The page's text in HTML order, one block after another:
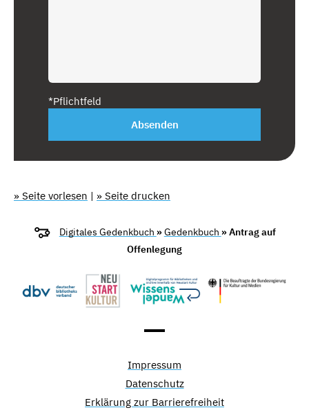
*Pflichtfeld
Absenden
» Seite vorlesen | » Seite drucken
Digitales Gedenkbuch »Gedenkbuch » Antrag auf
Offenlegung
Impressum
Datenschutz
Erklärung zur Barrierefreiheit